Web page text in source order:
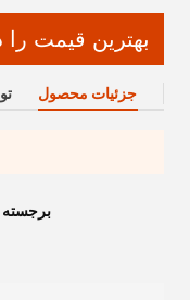
بهترین قیمت را
جزئیات محصول